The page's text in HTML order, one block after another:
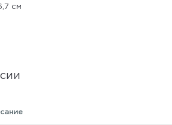
см